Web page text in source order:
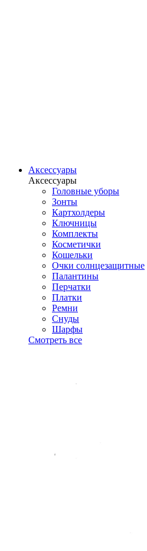
Аксессуары
Аксессуары
Головные уборы
Зонты
Картхолдеры
Ключницы
Комплекты
Косметички
Кошельки
Очки солнцезащитные
Палантины
Перчатки
Платки
Ремни
Снуды
Шарфы
Смотреть все